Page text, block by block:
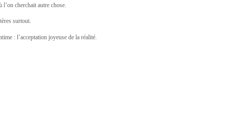
l’on cherchait autre chose.
surtout.
: l’acceptation joyeuse de la réalité.